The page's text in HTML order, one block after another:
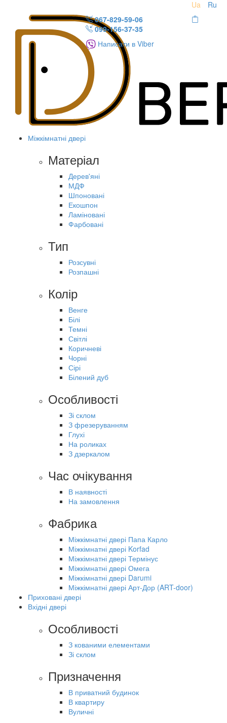
Ua
Ru
067-829-59-06
099-156-37-35
Написати в Viber
Міжкімнатні двері
Матеріал
Дерев'яні
МДФ
Шпоновані
Екошпон
Ламіновані
Фарбовані
Тип
Розсувні
Розпашні
Колір
Венге
Білі
Темні
Світлі
Коричневі
Чорні
Сірі
Білений дуб
Особливості
Зі склом
З фрезеруванням
Глухі
На роликах
З дзеркалом
Час очікування
В наявності
На замовлення
Фабрика
Міжкімнатні двері Папа Карло
Міжкімнатні двері Korfad
Міжкімнатні двері Термінус
Міжкімнатні двері Омега
Міжкімнатні двері Darumi
Міжкімнатні двері Арт-Дор (ART-door)
Приховані двері
Вхідні двері
Особливості
З кованими елементами
Зі склом
Призначення
В приватний будинок
В квартиру
Вуличні